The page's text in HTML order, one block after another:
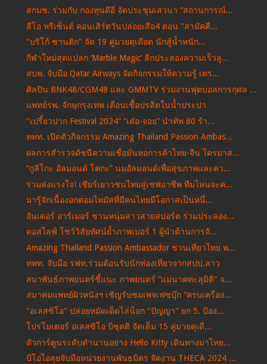
สกมช. ร่วมกับ กองทุนดีอี จัดประชุมเสวนา “สถานการณ์...
ลีโอ พรีเซ็นต์ คอนเสิร์ตวันปล่อยเสือ4 ตอน "สามัคคี...
"บริโก้ ซานติก" จัด 19 คู่มวยดุเดือด นักสู้น้ำหนัก...
กีฬาใหม่สุดแปลก ‘Marble Magic’ ลีกประลองความเร็วลู...
สบพ. จับมือ Qatar Airways จัดกิจกรรมให้ความรู้ เตร...
ศิลปิน BNK48/CGM48 และ GMMTV ร่วมงานฟุตบอลการกุศล ...
แพทย์รพ. จักษุกรุงเทพ เตือนเชื้อปรสิตในน้ำประปา
"เปรี้ยวปาก Festival 2024” “เต๋อ-จอย” นำทัพ 80 ร้า...
ททท. เปิดตัวกิจกรรม Amazing Thailand Passion Ambas...
ผลการสำรวจดัชนีความเชื่อมั่นหอการค้าไทย-จีน ไตรมาส...
“กูลิโกะ อัลมอนด์ โคกะ” นมอัลมอนด์เพื่อสุขภาพและคว...
ร่วมส่งแรงใจ! เชียร์เยาวชนไทยสู่เชฟอาชีพ ทีมไหนจะค...
มารู้จักเนื้องอกต่อมไทมัสที่มีคนไทยมีโอกาสเป็นหนึ่...
อันเดอร์ อาร์เมอร์ ชวนหนุ่มสาวสายสปอร์ต ร่วมประลอง...
ดอสไลฟ์ โชว์วิสัยทัศน์ย้ำภาพเบอร์ 1 ผู้นำด้านการจั...
Amazing Thailand Passion Ambassador ชวนเที่ยวไทย พ...
ททท. จับมือ รฟท.ร่วมต้อนรับนักท่องเที่ยวจากสปป.ลาว
สมาพันธ์ภาพยนตร์ชี้แนะ ภาพยนตร์ “แม่นาคทะลุมิติ" จ...
สมาคมแพทย์ผิวหนังฯ เชิญรับชมเพจเฟซบุ๊ก “ครบเครื่อง...
"อเลสซิโอ" ปล่อยหมัดเด็ดไล่น็อก "ปัญญา" ยก 5. ป้อง...
โปรโมเตอร์ อเลสซิโอ บิซุตติ จัดเต็ม 15 คู่มวยดุเดื...
ตัวการ์ตูนระดับตำนานอย่าง Hello Kitty เดินทางมาไทย...
บีโอไอลุยจับมือหน่วยงานพันธมิตร จัดงาน THECA 2024 ...